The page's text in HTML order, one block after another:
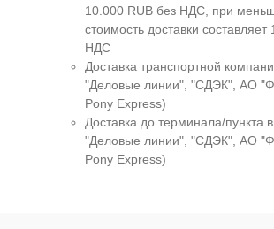
10.000 RUB без НДС, при
стоимость доставки составляет
НДС
Доставка транспортной
"Деловые линии", "СДЭК", АО
Pony Express)
Доставка до терминала/пункта
"Деловые линии", "СДЭК", АО
Pony Express)